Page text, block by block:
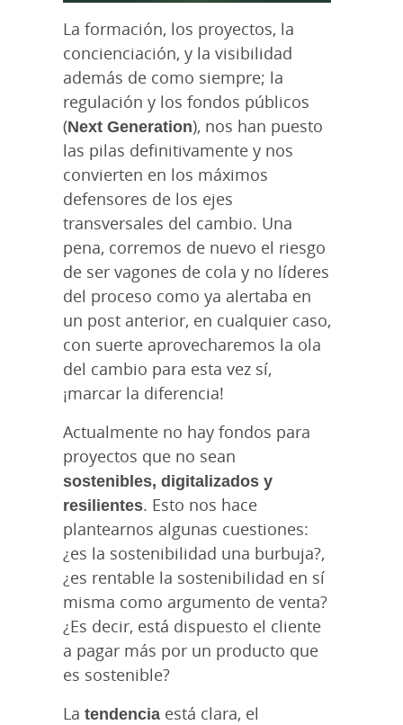
La formación, los proyectos, la
concienciación, y la visibilidad
además de como siempre; la
regulación y los fondos públicos
(Next Generation), nos han puesto
las pilas definitivamente y nos
convierten en los máximos
defensores de los ejes
transversales del cambio. Una
pena, corremos de nuevo el riesgo
de ser vagones de cola y no líderes
del proceso como ya alertaba en
un post anterior, en cualquier caso,
con suerte aprovecharemos la ola
del cambio para esta vez sí,
¡marcar la diferencia!
Actualmente no hay fondos para
proyectos que no sean
sostenibles, digitalizados y
resilientes. Esto nos hace
plantearnos algunas cuestiones:
¿es la sostenibilidad una burbuja?,
¿es rentable la sostenibilidad en sí
misma como argumento de venta?
¿Es decir, está dispuesto el cliente
a pagar más por un producto que
es sostenible?
La tendencia está clara, el